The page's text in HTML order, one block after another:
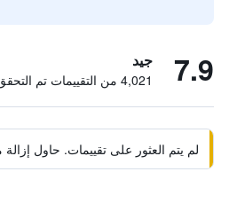
7.9 جيد
4,021 من التقييمات تم التحقق منها
لم يتم العثور على تقييمات. حاول